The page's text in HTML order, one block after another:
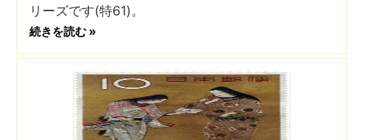
リーズです(特61)。
続きを読む »